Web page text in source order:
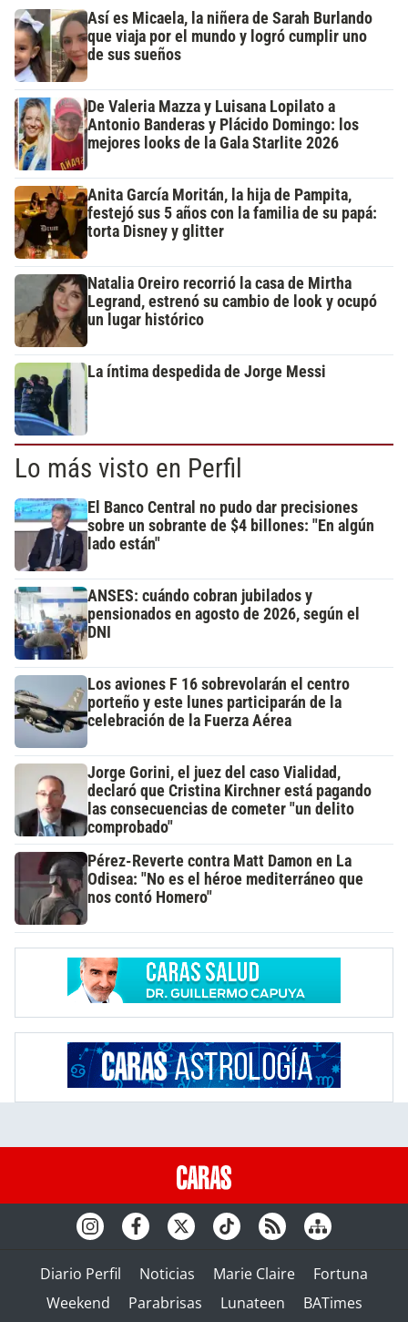
Así es Micaela, la niñera de Sarah Burlando
que viaja por el mundo y logró cumplir uno
de sus sueños
De Valeria Mazza y Luisana Lopilato a
Antonio Banderas y Plácido Domingo: los
mejores looks de la Gala Starlite 2026
Anita García Moritán, la hija de Pampita,
festejó sus 5 años con la familia de su papá:
torta Disney y glitter
Natalia Oreiro recorrió la casa de Mirtha
Legrand, estrenó su cambio de look y ocupó
un lugar histórico
La íntima despedida de Jorge Messi
Lo más visto en Perfil
El Banco Central no pudo dar precisiones
sobre un sobrante de $4 billones: "En algún
lado están"
ANSES: cuándo cobran jubilados y
pensionados en agosto de 2026, según el
DNI
Los aviones F 16 sobrevolarán el centro
porteño y este lunes participarán de la
celebración de la Fuerza Aérea
Jorge Gorini, el juez del caso Vialidad,
declaró que Cristina Kirchner está pagando
las consecuencias de cometer "un delito
comprobado"
Pérez-Reverte contra Matt Damon en La
Odisea: "No es el héroe mediterráneo que
nos contó Homero"
Diario Perfil Noticias Marie Claire
Fortuna
Weekend
Parabrisas Lunateen BATimes